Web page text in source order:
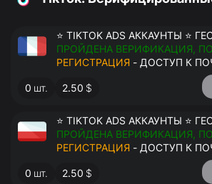
⭐ TIKTOK ADS АККАУНТЫ ⭐
ПРОЙДЕНА ВЕРИФИКАЦИЯ,
РЕГИСТРАЦИЯ - ДОСТУП К
ЗАПОЛНЕН - ПЕРЕДАЧА В
0 шт. 2.50 $
⭐ TIKTOK ADS АККАУНТЫ ⭐
ПРОЙДЕНА ВЕРИФИКАЦИЯ,
РЕГИСТРАЦИЯ - ДОСТУП К
ЗАПОЛНЕН - ПЕРЕДАЧА В
0 шт. 2.50 $